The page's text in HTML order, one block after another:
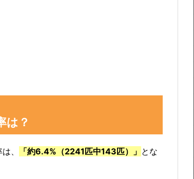
クショ、またはメモしておくと便
は？
、 「約6.4%（2241匹中143匹）」 とな